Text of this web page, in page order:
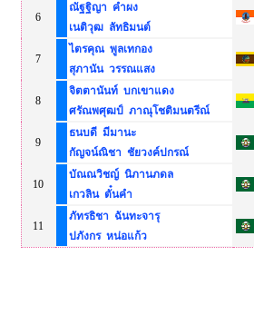
6
ณัฐฐิญา คำผง
เนติวุฒ ลัทธิมนต์
7
ไตรคุณ พูลเทกอง
สุภานัน วรรณแสง
8
จิตตานันท์ บกเขาแดง
ศรัณพศุฒป์ ภาณุโชติมนตรีณ์
9
ธนบดี มีมานะ
กัญจน์ณิชา ชัยวงค์ปกรณ์
10
บัณณวิชญ์ นิภานภดล
เกวลิน ตั๋นคำ
11
ภัทรธิชา ฉันทะจารุ
ปภังกร หน่อแก้ว